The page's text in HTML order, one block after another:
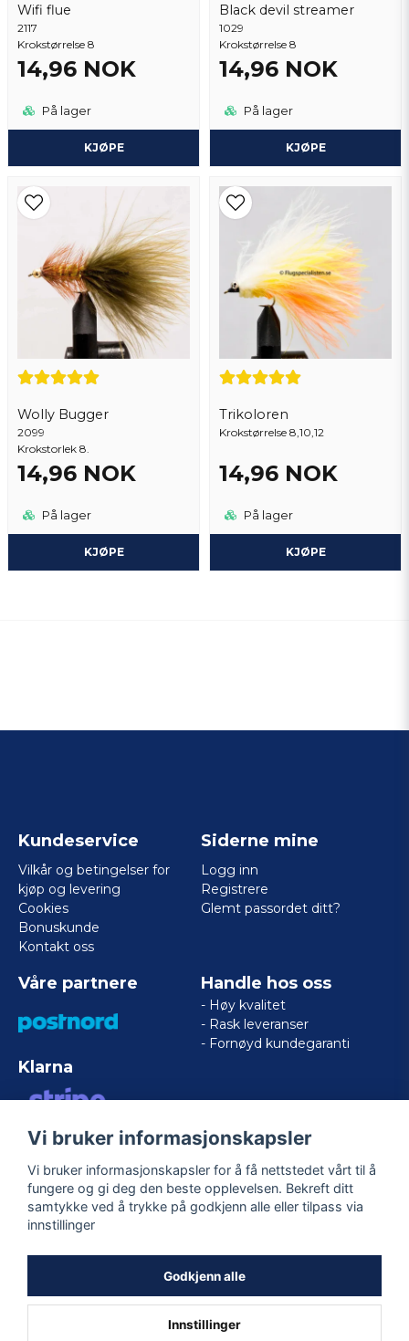
Wifi flue
2117
Krokstørrelse 8
14,96 NOK
På lager
KJØPE
Black devil streamer
1029
Krokstørrelse 8
14,96 NOK
På lager
KJØPE
Wolly Bugger
2099
Krokstorlek 8.
14,96 NOK
På lager
KJØPE
Trikoloren
Krokstørrelse 8,10,12
14,96 NOK
På lager
KJØPE
Send spørsmål
Kundeservice
Vilkår og betingelser for
kjøp og levering
Cookies
Bonuskunde
Kontakt oss
Siderne mine
Logg inn
Registrere
Glemt passordet ditt?
Våre partnere
Klarna
VISA/MASTERCARD/AMERICAN
Handle hos oss
- Høy kvalitet
- Rask leveranser
- Fornøyd kundegaranti
Følg oss
Vi bruker informasjonskapsler
Vi bruker informasjonskapsler for å få nettstedet vårt til å
fungere og gi deg den beste opplevelsen. Bekreft ditt
samtykke ved å trykke på godkjenn alle eller tilpass via
innstillinger
Godkjenn alle
Innstillinger